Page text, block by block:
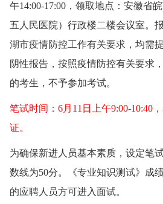
午14:00-17:00，领取地点：安徽省
五人民医院）行政楼二楼会议室。
湖市疫情防控工作有关要求，均需
阴性报告，按照疫情防控有关要求
的考生，不予参加考试。
笔试时间：6月11日上午9:00-10:40
证。
为确保新进人员基本素质，设定笔
数线为50分。《专业知识测试》成
的应聘人员方可进入面试。